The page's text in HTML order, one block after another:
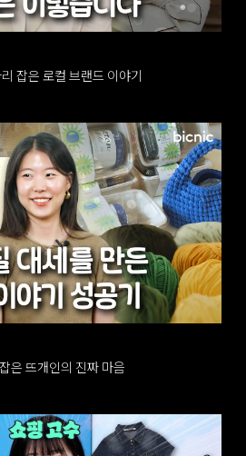
잡은 로컬 브랜드 이야기
은 뜨개인의 진짜 마음